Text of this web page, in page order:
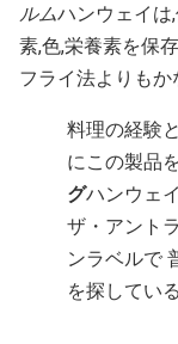
ルムハンウェイは
素,色,栄養素を保
フライ法よりも
料理の経験
にこの製品
グハンウェ
ザ・アント
ンラベルで
を探してい